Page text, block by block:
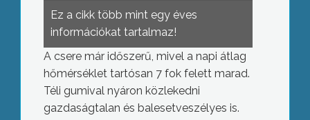
Ez a cikk több mint egy éves
információkat tartalmaz!
A csere már időszerű, mivel a napi átlag
hőmérséklet tartósan 7 fok felett marad.
Téli gumival nyáron közlekedni
gazdaságtalan és balesetveszélyes is.